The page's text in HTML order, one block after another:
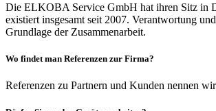
Die ELKOBA Service GmbH hat ihren Sitz in
existiert insgesamt seit 2007. Verantwortung
Grundlage der Zusammenarbeit.
Wo findet man Referenzen zur Firma?
Referenzen zu Partnern und Kunden nennen